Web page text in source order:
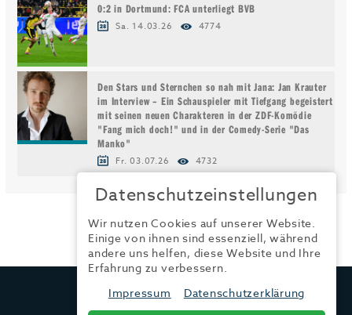
0:2 in Dortmund: FCA unterliegt BVB
Sa. 14.03.26 4774
Den Stars und Sternchen so nah mit Jana: Jan Krauter
im Interview – Ein Schauspieler mit Tiefgang begeistert
mit seinen neuen Charakteren in der ZDF-Komödie
"Fang mich doch!" und in der Comedy-Serie "Das
Manko"
Fr. 03.07.26 4732
TRENDYONE
Datenschutzeinstellungen
Wir nutzen Cookies auf unserer Website.
Einige von ihnen sind essenziell, während
andere uns helfen, diese Website und Ihre
Erfahrung zu verbessern.
Impressum
Datenschutzerklärung